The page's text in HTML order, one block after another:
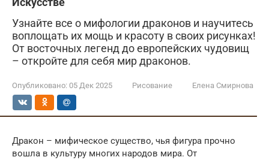
Узнайте все о мифологии драконов и научитесь
воплощать их мощь и красоту в своих рисунках!
От восточных легенд до европейских чудовищ
– откройте для себя мир драконов.
Опубликовано: 05 Дек 2025 Рисование Елена Смирнова
Дракон – мифическое существо, чья фигура прочно
вошла в культуру многих народов мира. От